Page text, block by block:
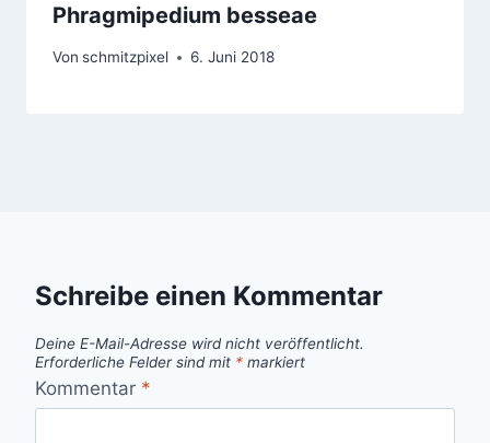
Phragmipedium besseae
Von schmitzpixel 6. Juni 2018
Schreibe einen Kommentar
Deine E-Mail-Adresse wird nicht veröffentlicht.
Erforderliche Felder sind mit * markiert
Kommentar *